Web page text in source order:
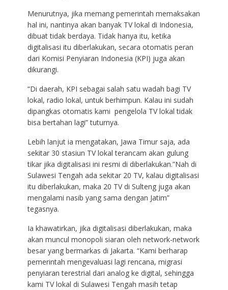
Menurutnya, jika memang pemerintah memaksakan
hal ini, nantinya akan banyak TV lokal di Indonesia,
dibuat tidak berdaya. Tidak hanya itu, ketika
digitalisasi itu diberlakukan, secara otomatis peran
dari Komisi Penyiaran Indonesia (KPI) juga akan
dikurangi.
“Di daerah, KPI sebagai salah satu wadah bagi TV
lokal, radio lokal, untuk berhimpun. Kalau ini sudah
dipangkas otomatis kami pengelola TV lokal tidak
bisa bertahan lagi” tuturnya.
Lebih lanjut ia mengatakan, Jawa Timur saja, ada
sekitar 30 stasiun TV lokal terancam akan gulung
tikar jika digitalisasi ini resmi di diberlakukan.”Nah di
Sulawesi Tengah ada sekitar 20 TV, kalau digitalisasi
itu diberlakukan, maka 20 TV di Sulteng juga akan
mengalami nasib yang sama dengan Jatim”
tegasnya.
Ia khawatirkan, jika digitalisasi diberlakukan, maka
akan muncul monopoli siaran oleh network-network
besar yang bermarkas di Jakarta. “Kami berharap
pemerintah mengevaluasi lagi rencana, migrasi
penyiaran terestrial dari analog ke digital, sehingga
kami TV lokal di Sulawesi Tengah masih tetap